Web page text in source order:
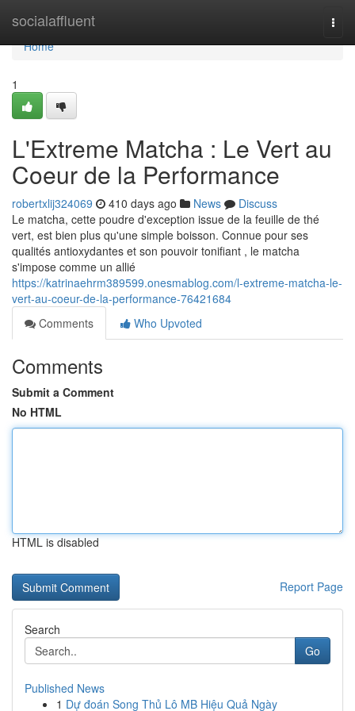
socialaffluent
Home
Home
1
L'Extreme Matcha : Le Vert au
Coeur de la Performance
robertxlij324069 410 days ago News
Discuss
Le matcha, cette poudre d'exception issue de la feuille de thé
vert, est bien plus qu'une simple boisson. Connue pour ses
qualités antioxydantes et son pouvoir tonifiant , le matcha
s'impose comme un allié
https://katrinaehrm389599.onesmablog.com/l-extreme-matcha-le-
vert-au-coeur-de-la-performance-76421684
Comments
Who Upvoted
Comments
Submit a Comment
No HTML
HTML is disabled
Report Page
Search
Go
Published News
1 Dự đoán Song Thủ Lô MB Hiệu Quả Ngày